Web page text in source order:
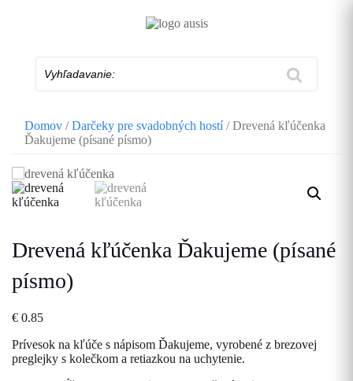
Domov /Darčeky pre svadobných hostí/ Drevená kľúčenka
Ďakujeme (písané písmo)
Drevená kľúčenka Ďakujeme (písané
písmo)
€ 0.85
Prívesok na kľúče s nápisom Ďakujeme, vyrobené z brezovej
preglejky s kolečkom a retiazkou na uchytenie.